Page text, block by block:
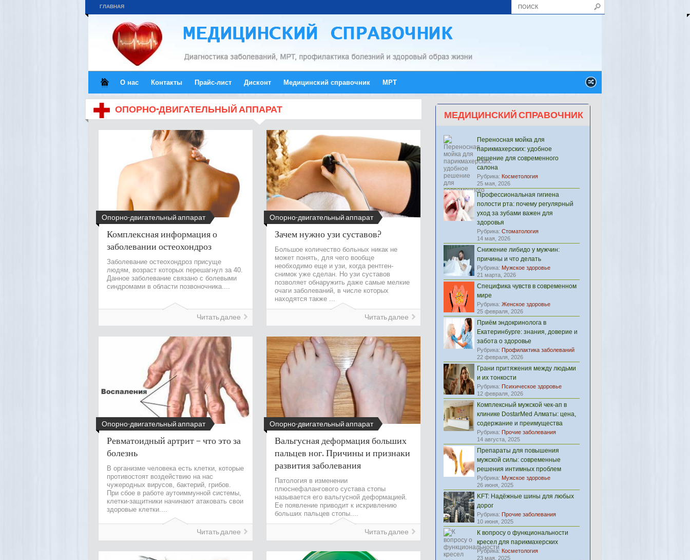
ГЛАВНАЯ
О нас Контакты Прайс-лист Дисконт Медицинский справочник МРТ
ОПОРНО-ДВИГАТЕЛЬНЫЙ АППАРАТ
Опорно-двигательный аппарат
Комплексная информация о
заболевании остеохондроз
Заболевание остеохондроз присуще
людям, возраст которых перешагнул за 40.
Данное заболевание связано с болевыми
синдромами в области позвоночника....
Читать далее
Опорно-двигательный аппарат
Зачем нужно узи суставов?
Большое количество больных никак не
может понять, для чего вообще
необходимо еще и узи, когда рентген-
снимок уже сделан. Но узи суставов
позволяет обнаружить даже самые мелкие
очаги заболеваний, в числе которых
находятся также ...
Читать далее
Опорно-двигательный аппарат
Ревматоидный артрит – что это за
болезнь
В организме человека есть клетки, которые
противостоят воздействию на нас
чужеродных вирусов, бактерий, грибов.
При сбое в работе аутоиммунной системы,
клетки-защитники начинают атаковать свои
здоровые клетки....
Читать далее
Опорно-двигательный аппарат
Вальгусная деформация больших
пальцев ног. Причины и признаки
развития заболевания
Патология в изменении
плюснефалангового сустава стопы
называется его вальгусной деформацией.
Ее появление приводит к искривлению
больших пальцев стопы....
Читать далее
МЕДИЦИНСКИЙ СПРАВОЧНИК
Переносная мойка для
парикмахерских: удобное
решение для современного
салона
Рубрика: Косметология
25 мая, 2026
Профессиональная гигиена
полости рта: почему регулярный
уход за зубами важен для
здоровья
Рубрика: Стоматология
14 мая, 2026
Снижение либидо у мужчин:
причины и что делать
Рубрика: Мужское здоровье
21 марта, 2026
Специфика чувств в современном
мире
Рубрика: Женское здоровье
25 февраля, 2026
Приём эндокринолога в
Екатеринбурге: знания, доверие и
забота о здоровье
Рубрика: Профилактика заболеваний
22 февраля, 2026
Грани притяжения между людьми
и их тонкости
Рубрика: Психическое здоровье
12 февраля, 2026
Комплексный мужской чек-ап в
клинике DostarMed Алматы: цена,
содержание и преимущества
Рубрика: Прочие заболевания
14 августа, 2025
Препараты для повышения
мужской силы: современные
решения интимных проблем
Рубрика: Мужское здоровье
26 июня, 2025
KFT: Надёжные шины для любых
дорог
Рубрика: Прочие заболевания
10 июня, 2025
К вопросу о функциональности
кресел для парикмахерских
Рубрика: Косметология
23 мая, 2025